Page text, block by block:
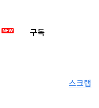
NEW 구독
스크랩